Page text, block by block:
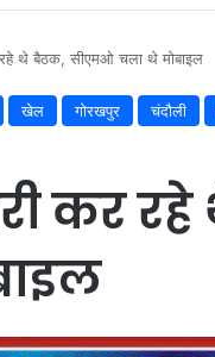
रहे थे बैठक, सीएमओ चला थे मोबाइल
खेल गोरखपुर चंदौली
कर